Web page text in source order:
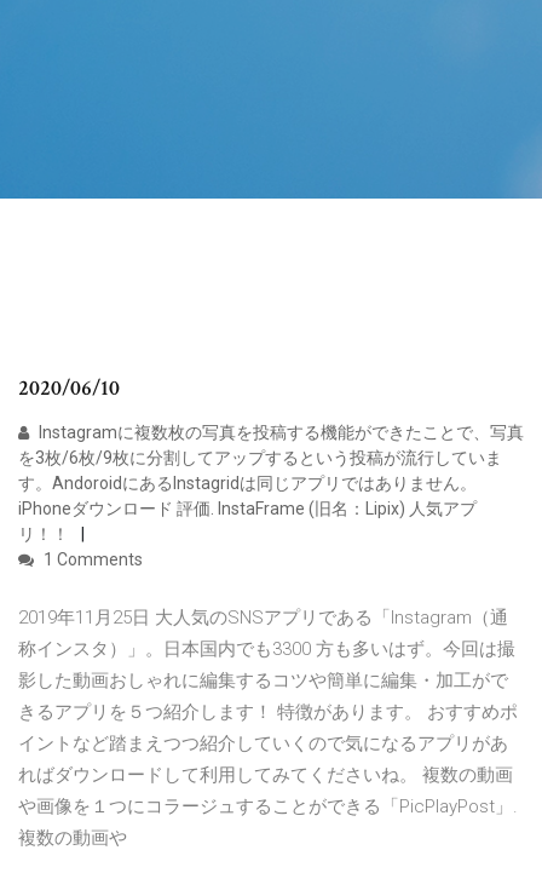
2020/06/10
Instagramに複数枚の写真を投稿する機能ができたことで、写真
を3枚/6枚/9枚に分割してアップするという投稿が流行していま
す。AndoroidにあるInstagridは同じアプリではありません。
iPhoneダウンロード 評価. InstaFrame (旧名：Lipix) 人気アプ
リ！！
1 Comments
2019年11月25日 大人気のSNSアプリである「Instagram（通
称インスタ）」。日本国内でも3300 方も多いはず。今回は撮
影した動画おしゃれに編集するコツや簡単に編集・加工がで
きるアプリを５つ紹介します！ 特徴があります。 おすすめポ
イントなど踏まえつつ紹介していくので気になるアプリがあ
ればダウンロードして利用してみてくださいね。 複数の動画
や画像を１つにコラージュすることができる「PicPlayPost」.
複数の動画や